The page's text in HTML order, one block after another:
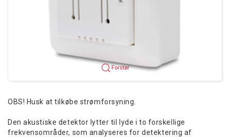
Forstør
OBS! Husk at tilkøbe strømforsyning.
Den akustiske detektor lytter til lyde i to forskellige
frekvensområder, som analyseres for detektering af